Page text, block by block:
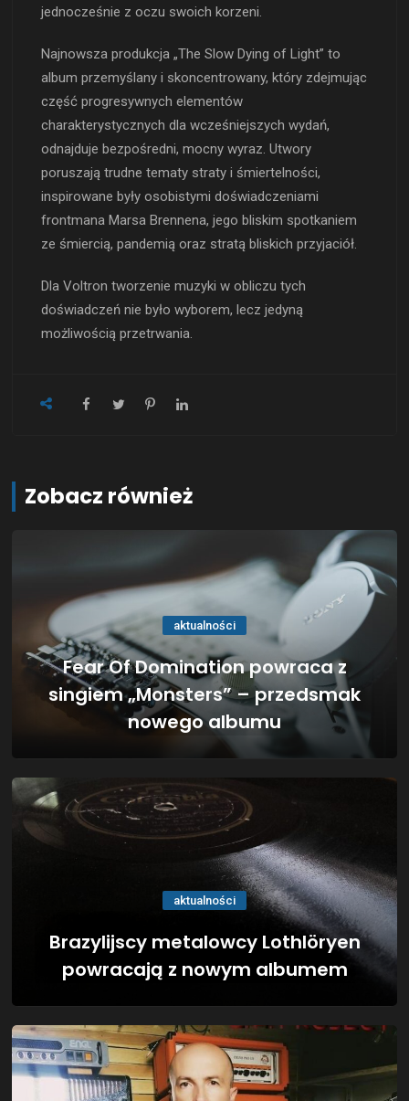
jednocześnie z oczu swoich korzeni.
Najnowsza produkcja „The Slow Dying of Light” to
album przemyślany i skoncentrowany, który zdejmując
część progresywnych elementów
charakterystycznych dla wcześniejszych wydań,
odnajduje bezpośredni, mocny wyraz. Utwory
poruszają trudne tematy straty i śmiertelności,
inspirowane były osobistymi doświadczeniami
frontmana Marsa Brennena, jego bliskim spotkaniem
ze śmiercią, pandemią oraz stratą bliskich przyjaciół.
Dla Voltron tworzenie muzyki w obliczu tych
doświadczeń nie było wyborem, lecz jedyną
możliwością przetrwania.
Zobacz również
aktualności
Fear Of Domination powraca z
singiem „Monsters” – przedsmak
nowego albumu
aktualności
Brazylijscy metalowcy Lothlöryen
powracają z nowym albumem